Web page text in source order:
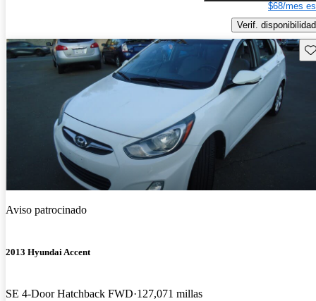
$68/mes
Verif. disponibilidad
Aviso patrocinado
2013 Hyundai Accent
SE 4-Door Hatchback FWD 127,071 millas